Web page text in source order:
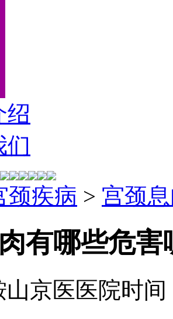
绍
们
颈疾病 > 宫颈
有哪些危害
山京医医院时间